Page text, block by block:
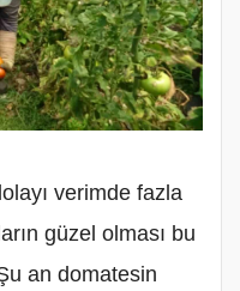
verimde fazla
güzel olması bu
an domatesin